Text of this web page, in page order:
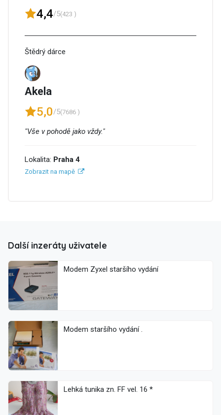
4,4/5(423 )
Štědrý dárce
Akela
5,0/5(7686 )
"Vše v pohodě jako vždy."
Lokalita: Praha 4
Zobrazit na mapě
Další inzeráty uživatele
Modem Zyxel staršího vydání
Modem staršího vydání .
Lehká tunika zn. FF vel. 16 *